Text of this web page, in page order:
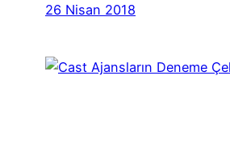
26 Nisan 2018